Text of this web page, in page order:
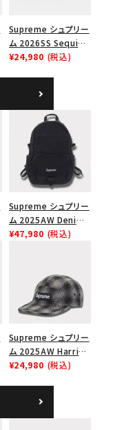
Supreme シュプリー
ム 2026SS Sequin
Denim Classic
シックロゴ 6パネルキ
ャップ ブラック
¥24,980 (税込)
Supreme シュプリー
ム 2025AW Denim
Backpack デニム バ
¥47,980 (税込)
Supreme シュプリー
ム 2025AW Harris
Tweed Camp Cap
¥24,980 (税込)